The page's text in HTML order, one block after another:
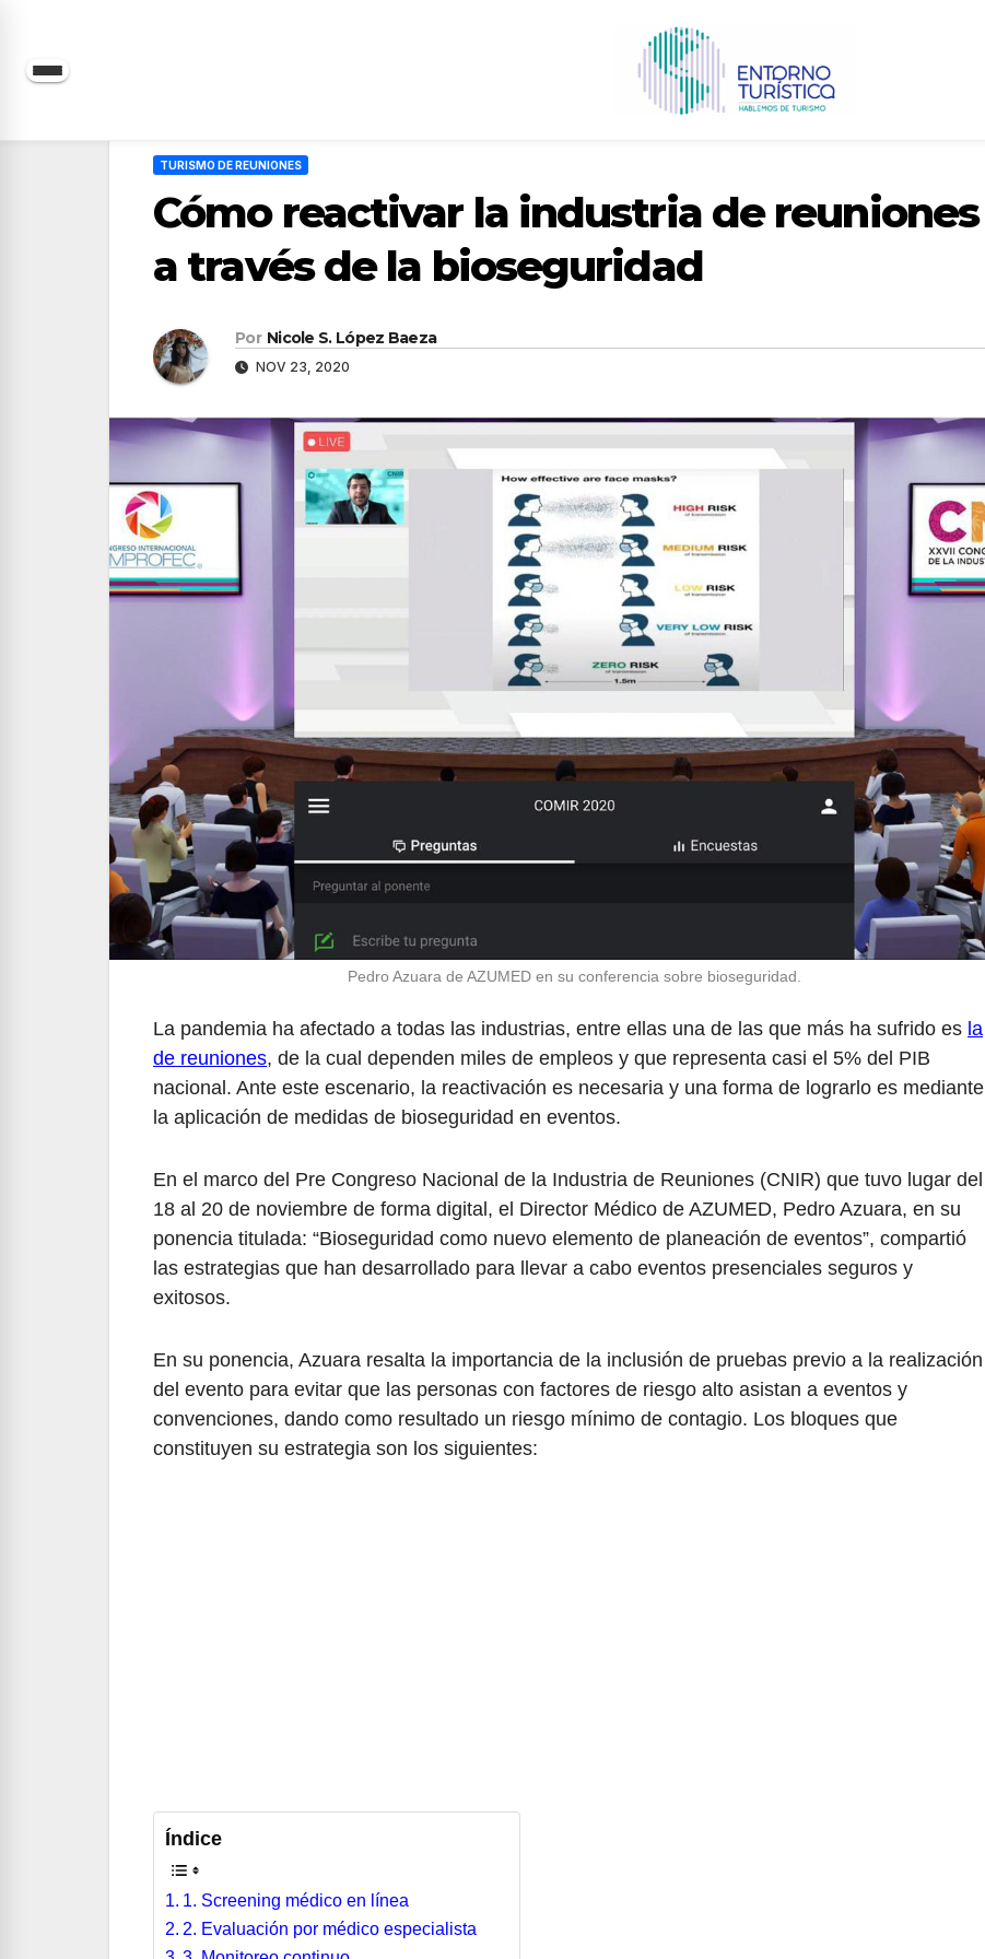
Saltar
TURISMO DE REUNIONES
Cómo reactivar la industria de reuniones
a través de la bioseguridad
Por Nicole S. López Baeza
NOV 23, 2020
Pedro Azuara de AZUMED en su conferencia sobre bioseguridad.
La pandemia ha afectado a todas las industrias, entre ellas una de las que más ha sufrido es la
de reuniones, de la cual dependen miles de empleos y que representa casi el 5% del PIB
nacional. Ante este escenario, la reactivación es necesaria y una forma de lograrlo es mediante
la aplicación de medidas de bioseguridad en eventos.
En el marco del Pre Congreso Nacional de la Industria de Reuniones (CNIR) que tuvo lugar del
18 al 20 de noviembre de forma digital, el Director Médico de AZUMED, Pedro Azuara, en su
ponencia titulada: “Bioseguridad como nuevo elemento de planeación de eventos”, compartió
las estrategias que han desarrollado para llevar a cabo eventos presenciales seguros y
exitosos.
En su ponencia, Azuara resalta la importancia de la inclusión de pruebas previo a la realización
del evento para evitar que las personas con factores de riesgo alto asistan a eventos y
convenciones, dando como resultado un riesgo mínimo de contagio. Los bloques que
constituyen su estrategia son los siguientes:
Índice
1. Screening médico en línea
2. Evaluación por médico especialista